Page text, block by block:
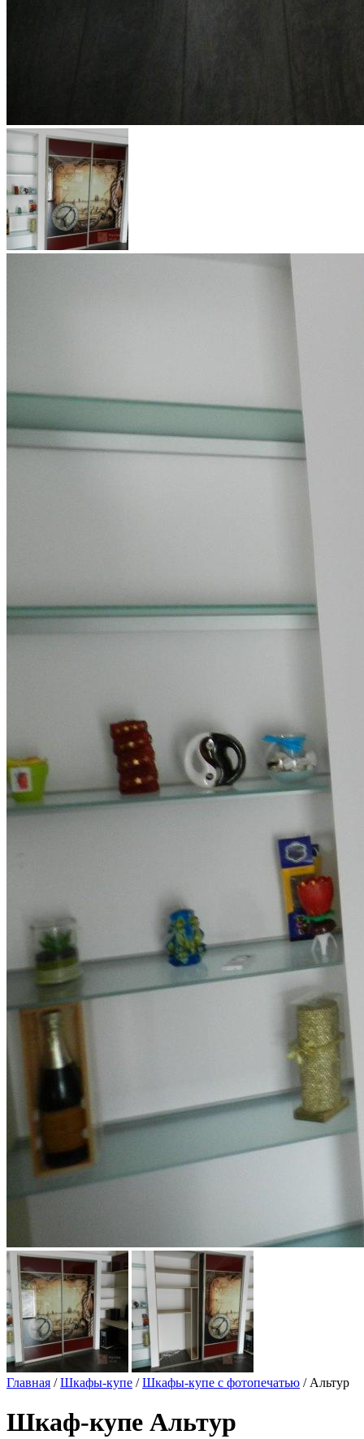
Главная /Шкафы-купе /Шкафы-купе с фотопечатью / Альтур
Шкаф-купе Альтур